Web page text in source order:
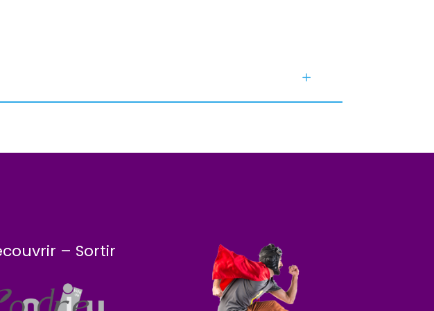
– Sortir